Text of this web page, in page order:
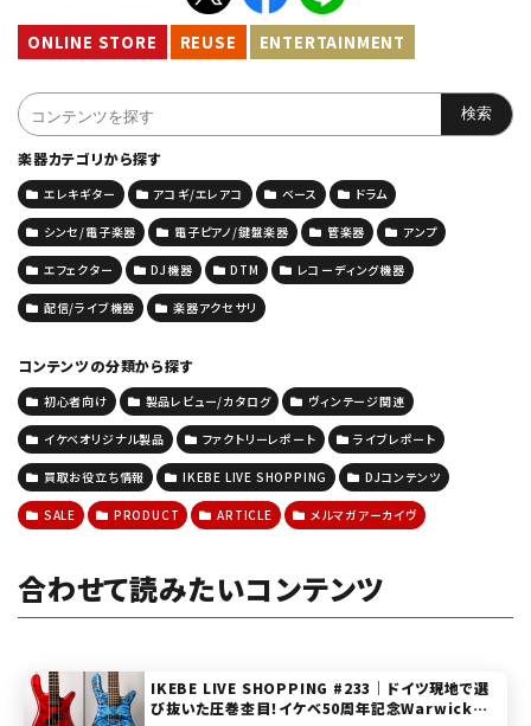
ONLINE STORE REUSE ENTERTAINMENT
楽器カテゴリから探す
エレキギター アコギ/エレアコ ベース ドラム
シンセ/電子楽器 電子ピアノ/鍵盤楽器 管楽器 アンプ
エフェクター DJ機器 DTM レコーディング機器
配信/ライブ機器 楽器アクセサリ
コンテンツの分類から探す
初心者向け 製品レビュー/カタログ ヴィンテージ関連
イケベオリジナル製品 ファクトリーレポート ライブレポート
買取お役立ち情報 IKEBE LIVE SHOPPING DJコンテンツ
SALE PRODUCT ARTICLE メルマガアーカイヴ
合わせて読みたいコンテンツ
IKEBE LIVE SHOPPING #233｜ドイツ現地で選
び抜いた圧巻杢目！イケベ50周年記念Warwick実